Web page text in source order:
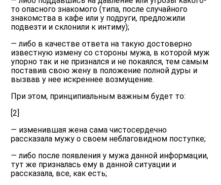
то опасного знакомого (типа, после случайного
знакомства в кафе или у подруги, предложили
подвезти и склонили к интиму);
— либо в качестве ответа на такую достоверно
известную измену со стороны мужа, в которой муж
упорно так и не признался и не покаялся, тем самым
поставив свою жену в положение полной дуры и
вызвав у нее искреннее возмущение.
При этом, принципиальным важным будет то:
[2]
— изменившая жена сама чистосердечно
рассказала мужу о своем неблаговидном поступке;
— либо после появления у мужа данной информации,
тут же призналась ему в данной ситуации и
рассказала, все, как есть;